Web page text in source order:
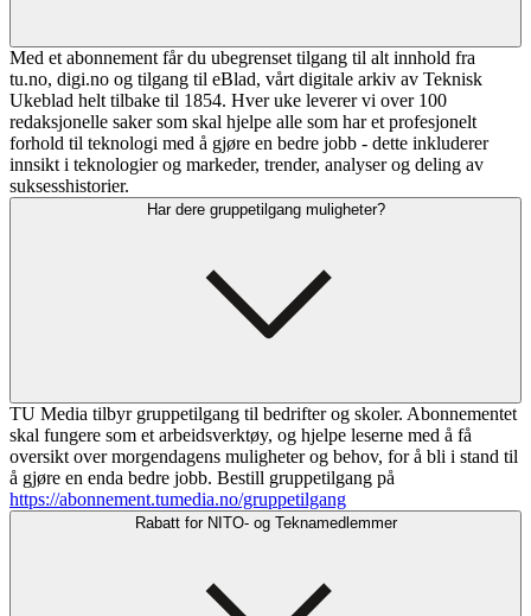
Med et abonnement får du ubegrenset tilgang til alt innhold fra
tu.no, digi.no og tilgang til eBlad, vårt digitale arkiv av Teknisk
Ukeblad helt tilbake til 1854. Hver uke leverer vi over 100
redaksjonelle saker som skal hjelpe alle som har et profesjonelt
forhold til teknologi med å gjøre en bedre jobb - dette inkluderer
innsikt i teknologier og markeder, trender, analyser og deling av
suksesshistorier.
Har dere gruppetilgang muligheter?
TU Media tilbyr gruppetilgang til bedrifter og skoler. Abonnementet
skal fungere som et arbeidsverktøy, og hjelpe leserne med å få
oversikt over morgendagens muligheter og behov, for å bli i stand til
å gjøre en enda bedre jobb. Bestill gruppetilgang på
https://abonnement.tumedia.no/gruppetilgang
Rabatt for NITO- og Teknamedlemmer